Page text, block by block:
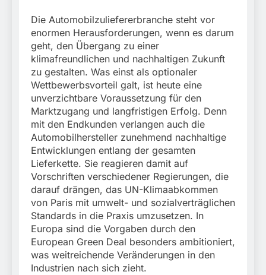
Bahnübergang in Aubing
/ Bundespolizei ermittelt
wegen gefährlichen
Eingriffs in den
Bahnverkehr
5. August 2026
Die Automobilzuliefererbranche steht vor
enormen Herausforderungen, wenn es darum
geht, den Übergang zu einer
klimafreundlichen und nachhaltigen Zukunft
zu gestalten. Was einst als optionaler
Wettbewerbsvorteil galt, ist heute eine
unverzichtbare Voraussetzung für den
Marktzugang und langfristigen Erfolg. Denn
mit den Endkunden verlangen auch die
Automobilhersteller zunehmend nachhaltige
Entwicklungen entlang der gesamten
Lieferkette. Sie reagieren damit auf
Vorschriften verschiedener Regierungen, die
darauf drängen, das UN-Klimaabkommen
von Paris mit umwelt- und sozialverträglichen
Standards in die Praxis umzusetzen. In
Europa sind die Vorgaben durch den
European Green Deal besonders ambitioniert,
was weitreichende Veränderungen in den
Industrien nach sich zieht.